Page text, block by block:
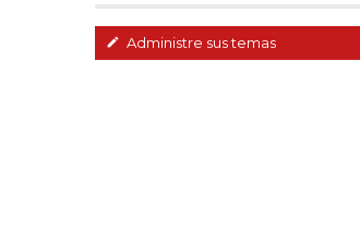
Administre sus temas